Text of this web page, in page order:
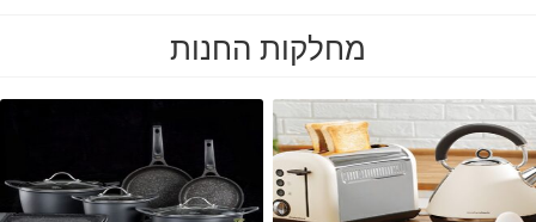
מחלקות החנות